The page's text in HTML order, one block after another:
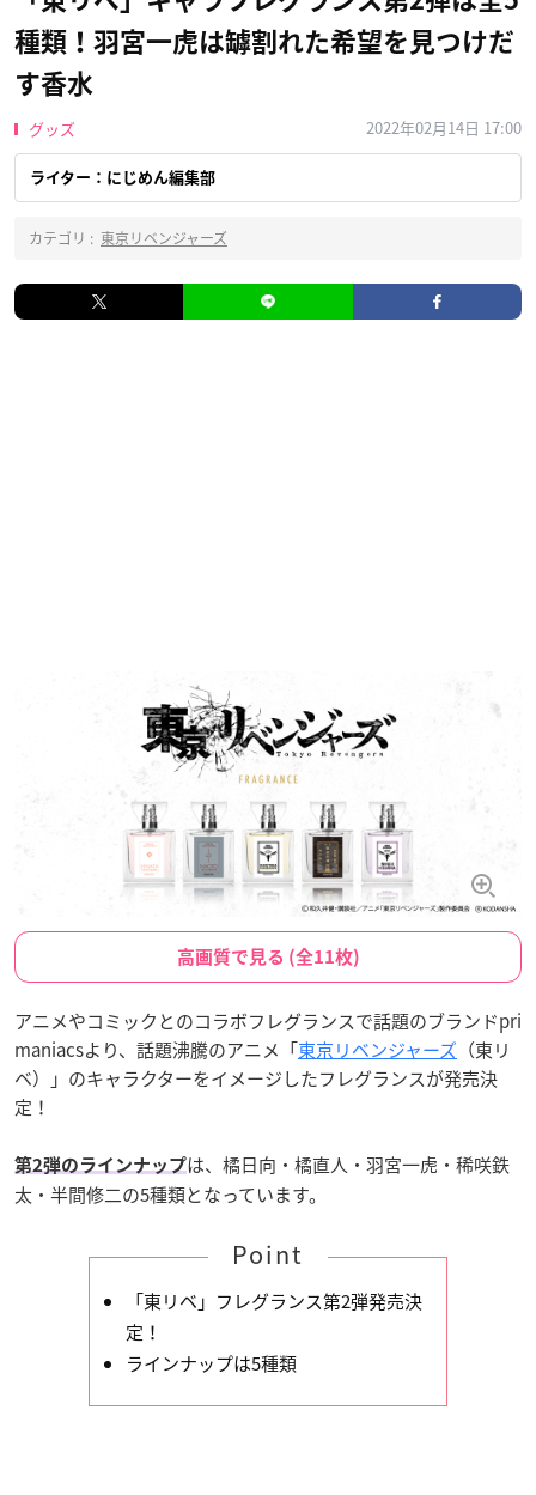
種類！羽宮一虎は罅割れた希望を見つけだ
す香水
グッズ 2022年02月14日 17:00
ライター：にじめん編集部
カテゴリ : 東京リベンジャーズ
高画質で見る (全11枚)
アニメやコミックとのコラボフレグランスで話題のブランドpri
maniacsより、話題沸騰のアニメ「東京リベンジャーズ （東リ
ベ）」のキャラクターをイメージしたフレグランスが発売決
定！
第2弾のラインナップは、橘日向・橘直人・羽宮一虎・稀咲鉄
太・半間修二の5種類となっています。
Point
「東リベ」フレグランス第2弾発売決
定！
ラインナップは5種類